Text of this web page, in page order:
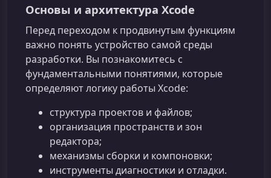
Основы и архитектура Xcode
Перед переходом к продвинутым функциям
важно понять устройство самой среды
разработки. Вы познакомитесь с
фундаментальными понятиями, которые
определяют логику работы Xcode:
структура проектов и файлов;
организация пространств и зон
редактора;
механизмы сборки и компоновки;
инструменты диагностики и отладки.